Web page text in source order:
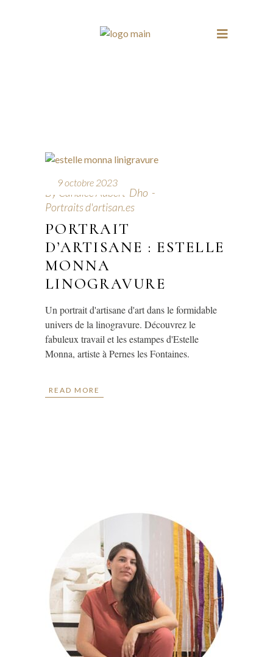
9 octobre 2023
By Candice Aubert-Dho
Portraits d'artisan.es
PORTRAIT
D’ARTISANE : ESTELLE
MONNA
LINOGRAVURE
Un portrait d'artisane d'art dans le formidable
univers de la linogravure. Découvrez le
fabuleux travail et les estampes d'Estelle
Monna, artiste à Pernes les Fontaines.
READ MORE